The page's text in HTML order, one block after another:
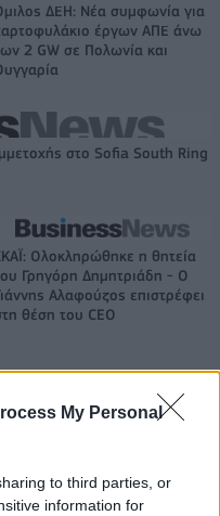
My Personal
to third parties, or
information for
ΔΕΗ: Νέα συμφωνία για
έργων ΑΠΕ άνω
2 GW σε Πολωνία και
στο Sofia South Ring
Ολοκληρώθηκε η θητεία
Γρηγόρη Δημητριάδη - Ο
Αλαφούζος επιστρέφει
θέση του CEO
επιχειρήσεις ξεκίνησε το